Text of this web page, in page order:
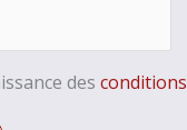
des conditions